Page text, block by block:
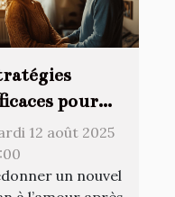
pour
l'amour
60 ans
12 août 2025
un nouvel